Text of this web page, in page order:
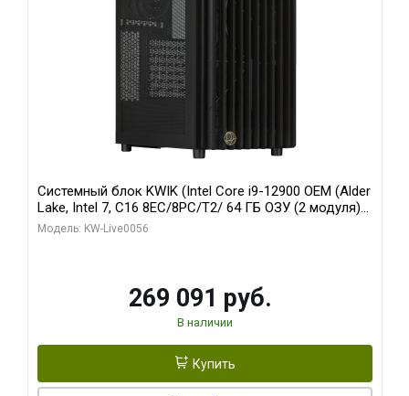
Системный блок KWIK (Intel Core i9-12900 OEM (Alder
Lake, Intel 7, C16 8EC/8PC/T2/ 64 ГБ ОЗУ (2 модуля)/
Palit RTX5080 INFINITY 3 OC 16GB GDDR7 256bit 3xDP
Модель: KW-Live0056
269 091 руб.
В наличии
Купить